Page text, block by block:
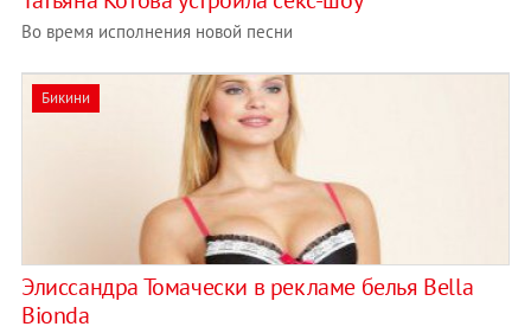
Во время исполнения новой песни
Бикини
Элиссандра Томачески в рекламе белья Bella
Bionda